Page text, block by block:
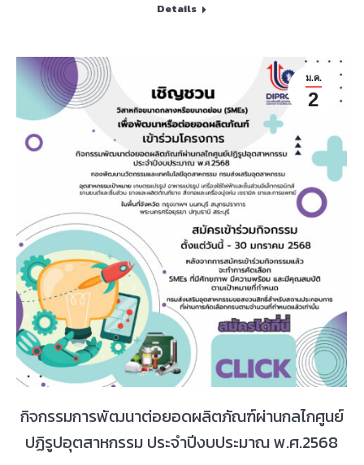
Details
ม.ค.
2
กิจกรรมการพัฒนาต่อยอดผลิตภัณฑ์ผ่านกลไกศูนย์
ปฏิรูปอุตสาหกรรม ประจำปีงบประมาณ พ.ศ.2568